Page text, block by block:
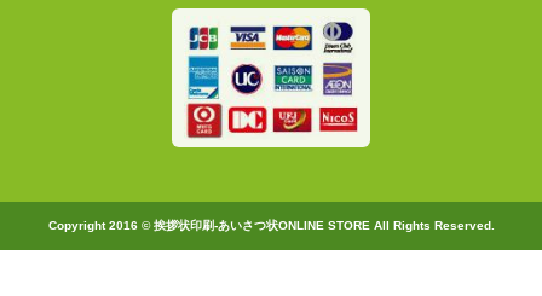
Copyright 2016 © 挨拶状印刷-あいさつ状ONLINE STORE All Rights Reserved.